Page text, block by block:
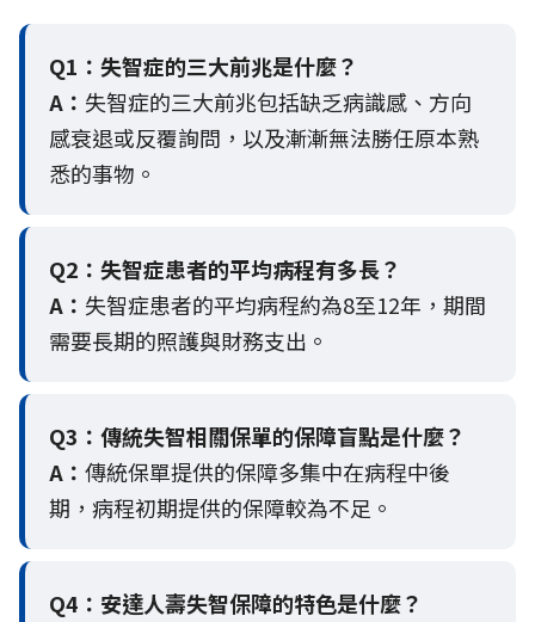
Q1：失智症的三大前兆是什麼？
A： 失智症的三大前兆包括缺乏病識感、方向
感衰退或反覆詢問，以及漸漸無法勝任原本熟
悉的事物。
Q2： 失智症患者的平均病程有多長？
A： 失智症患者的平均病程約為8至12年，期間
需要長期的照護與財務支出。
Q3： 傳統失智相關保單的保障盲點是什麼？
A： 傳統保單提供的保障多集中在病程中後
期，病程初期提供的保障較為不足。
Q4： 安達人壽失智保障的特色是什麼？